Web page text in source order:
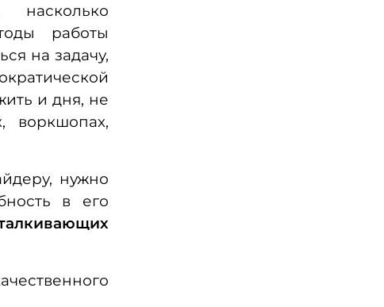
насколько
работы
на задачу,
и дня, не
воркшопах,
нужно
в его